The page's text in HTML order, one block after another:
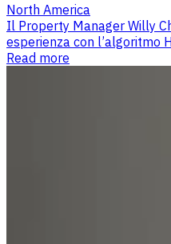
North America
Il Property Manager Willy
esperienza con l’algoritmo
Read more